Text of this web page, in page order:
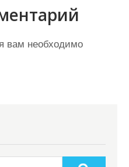
вам необходимо